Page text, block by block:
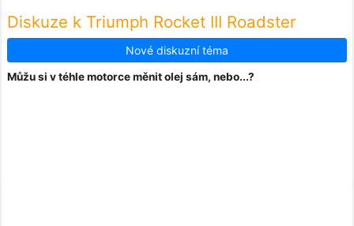
Diskuze k Triumph Rocket III Roadster
Nové diskuzní téma
Můžu si v téhle motorce měnit olej sám, nebo...?